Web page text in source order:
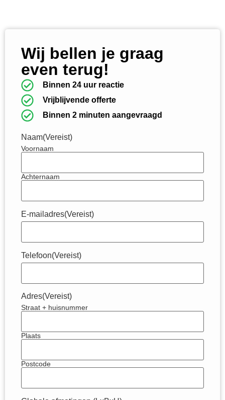
Wij bellen je graag
even terug!
Binnen 24 uur reactie
Vrijblijvende offerte
Binnen 2 minuten aangevraagd
Naam(Vereist)
Voornaam
Achternaam
E-mailadres(Vereist)
Telefoon(Vereist)
Adres(Vereist)
Straat + huisnummer
Plaats
Postcode